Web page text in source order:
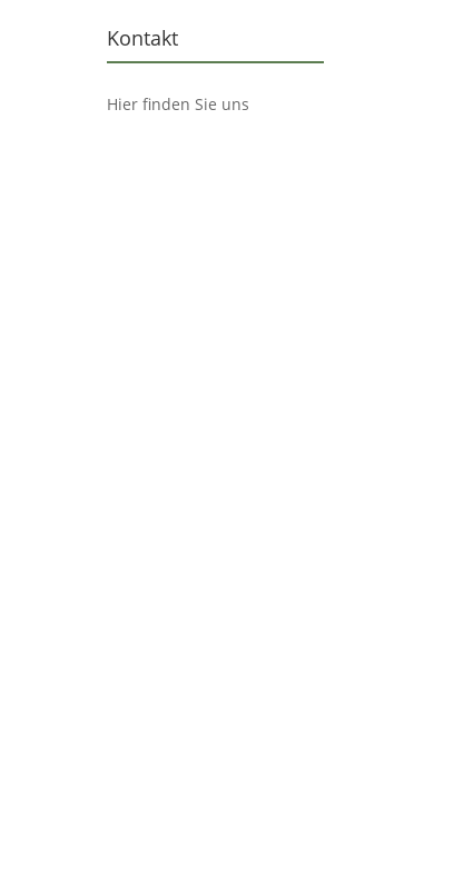
Kontakt
Hier finden Sie uns